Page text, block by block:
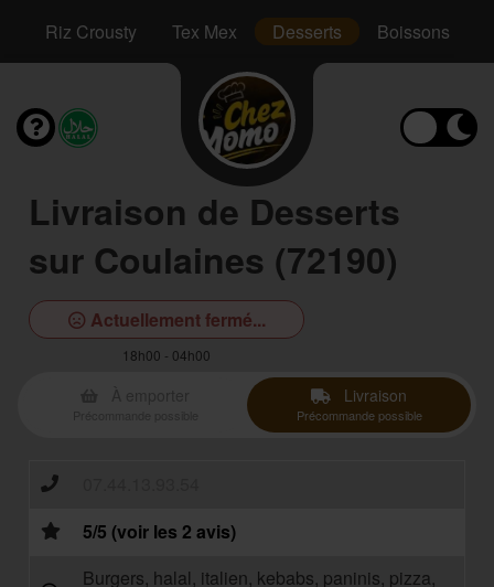
Riz Crousty Tex Mex Desserts Boissons
Livraison de Desserts
sur Coulaines (72190)
Actuellement fermé...
18h00 - 04h00
Livraison
Précommande possible
5/5 (voir les 2 avis)
Burgers, halal, italien, kebabs, paninis, pizza,